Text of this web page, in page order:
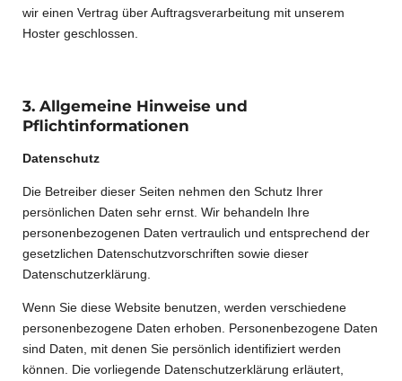
wir einen Vertrag über Auftragsverarbeitung mit unserem
Hoster geschlossen.
3. Allgemeine Hinweise und
Pflichtinformationen
Datenschutz
Die Betreiber dieser Seiten nehmen den Schutz Ihrer
persönlichen Daten sehr ernst. Wir behandeln Ihre
personenbezogenen Daten vertraulich und entsprechend der
gesetzlichen Datenschutzvorschriften sowie dieser
Datenschutzerklärung.
Wenn Sie diese Website benutzen, werden verschiedene
personenbezogene Daten erhoben. Personenbezogene Daten
sind Daten, mit denen Sie persönlich identifiziert werden
können. Die vorliegende Datenschutzerklärung erläutert,